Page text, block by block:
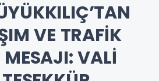
VE TRAFİK
VALİ